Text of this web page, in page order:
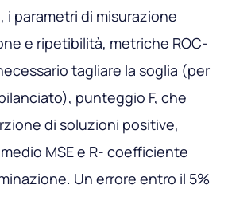
i parametri di misurazione
e ripetibilità, metriche ROC-
tagliare la soglia (per
punteggio F, che
di soluzioni positive,
MSE e R- coefficiente
Un errore entro il 5%